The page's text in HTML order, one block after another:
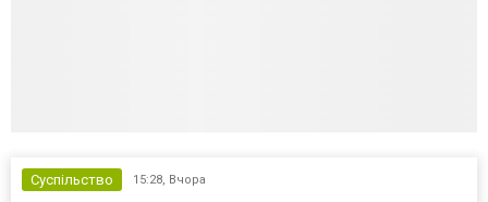
Суспільство 15:28, Вчора